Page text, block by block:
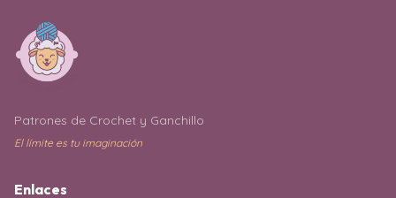
Patrones de Crochet y Ganchillo
El límite es tu imaginación
Enlaces